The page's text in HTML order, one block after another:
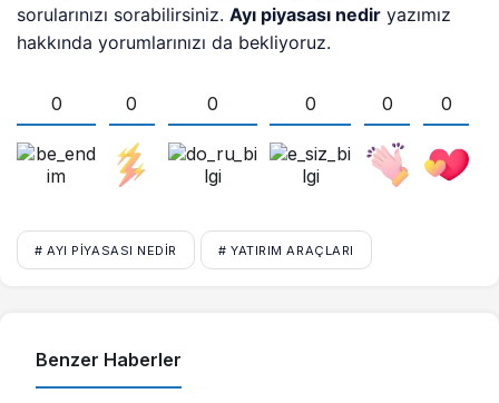
sorularınızı sorabilirsiniz.Ayı piyasası nedir yazımız
hakkında yorumlarınızı da bekliyoruz.
0 0 0 0 0 0
# AYI PIYASASI NEDIR # YATIRIM ARAÇLARI
Benzer Haberler